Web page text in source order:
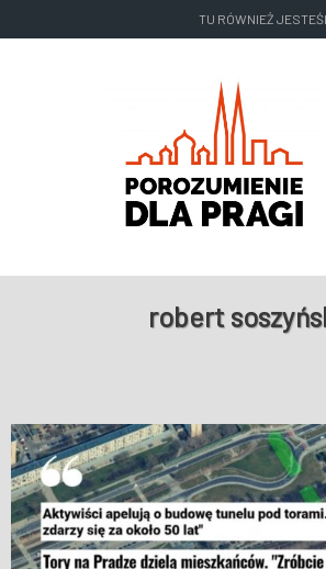
TU RÓWNIEŻ
NASZE WYDAWNICTWA
WESPRZYJ NAS
robert